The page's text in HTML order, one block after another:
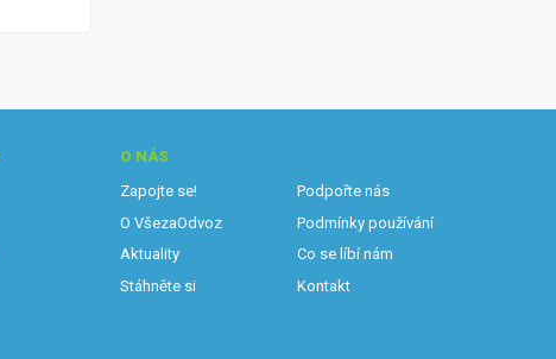
O NÁS
Zapojte se!
O VšezaOdvoz
Aktuality
Stáhněte si
Podpořte nás
Podmínky používání
Co se líbí nám
Kontakt